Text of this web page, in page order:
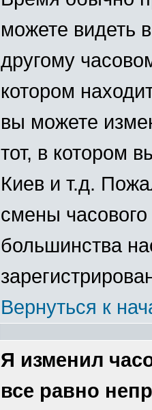
можете видеть
другому
котором
вы можете
тот, в котором
Киев и т.д.
смены
большинства
Вернуться к
Я изменил
все равно